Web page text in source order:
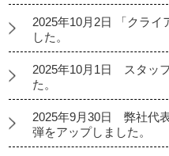
2025年10月2日 「クライ
した。
2025年10月1日 スタッ
た。
2025年9月30日 弊社代
弾をアップしました。